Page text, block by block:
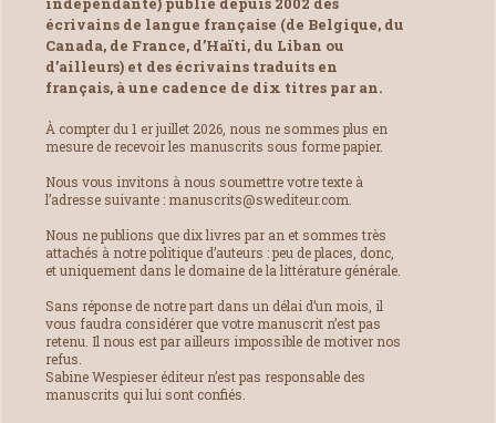
écrivains de langue française (de Belgique, du
Canada, de France, d’Haïti, du Liban ou
d’ailleurs) et des écrivains traduits en
français, à une cadence de dix titres par an.
À compter du 1 er juillet 2026, nous ne sommes plus en
mesure de recevoir les manuscrits sous forme papier.
Nous vous invitons à nous soumettre votre texte à
l’adresse suivante : manuscrits@swediteur.com.
Nous ne publions que dix livres par an et sommes très
attachés à notre politique d’auteurs : peu de places, donc,
et uniquement dans le domaine de la littérature générale.
Sans réponse de notre part dans un délai d’un mois, il
vous faudra considérer que votre manuscrit n’est pas
retenu. Il nous est par ailleurs impossible de motiver nos
refus.
Sabine Wespieser éditeur n’est pas responsable des
manuscrits qui lui sont confiés.